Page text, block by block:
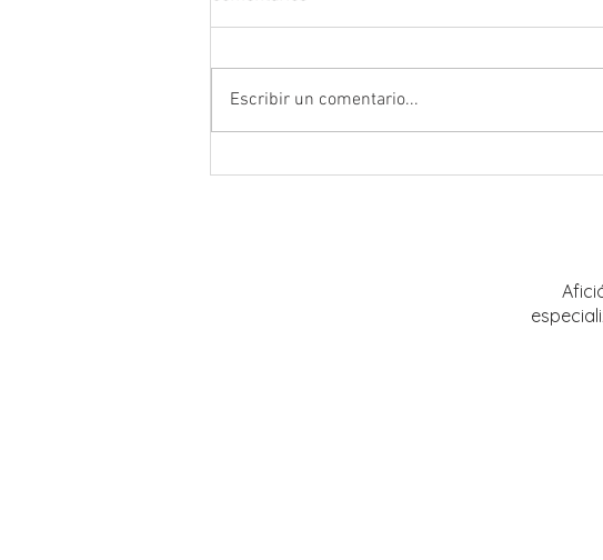
Escribir un comentario...